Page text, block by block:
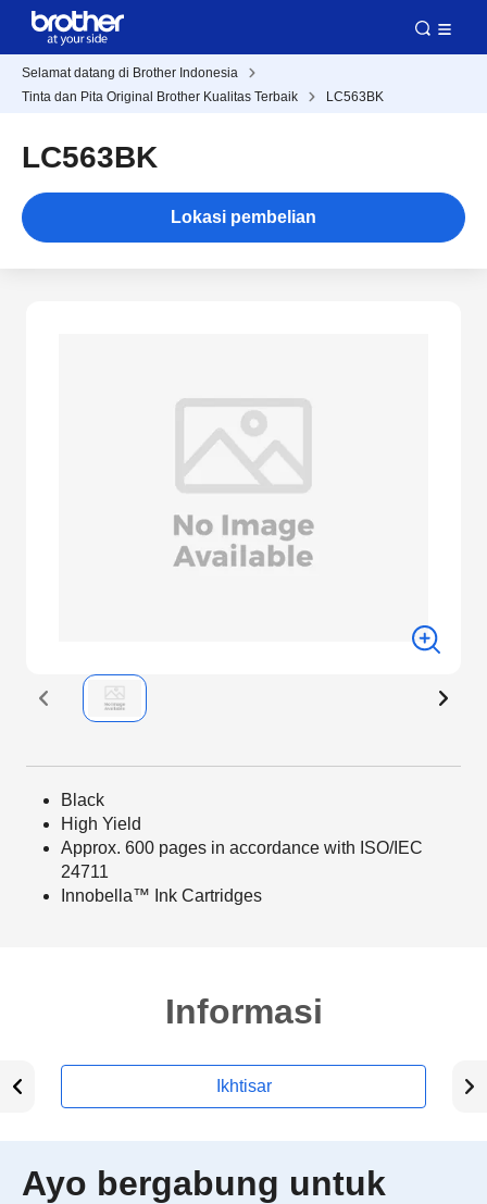
Selamat datang di Brother Indonesia
Tinta dan Pita Original Brother Kualitas Terbaik
LC563BK
LC563BK
Lokasi pembelian
Black
High Yield
Approx. 600 pages in accordance with ISO/IEC
24711
Innobella™ Ink Cartridges
Informasi
Ikhtisar
Ayo bergabung untuk